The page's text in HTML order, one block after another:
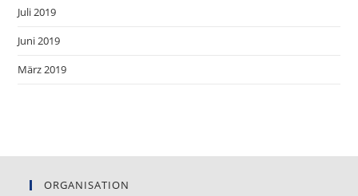
Juli 2019
Juni 2019
März 2019
ORGANISATION